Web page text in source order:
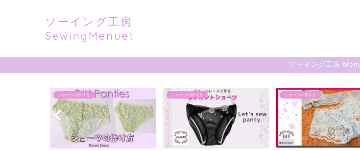
ソーイング工房
SewingMenuet
ソーイング工房
ショーツの作り方 ショーツの作り方 ショーツの作り方